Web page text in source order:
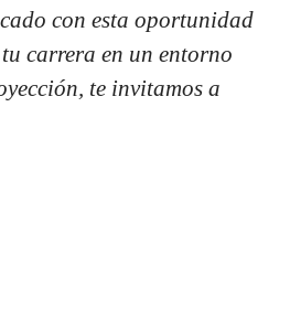
con esta oportunidad
carrera en un entorno
te invitamos a